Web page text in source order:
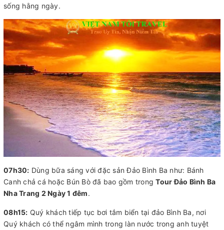
sống hằng ngày.
07h30: Dùng bữa sáng với đặc sản Đảo Bình Ba như: Bánh
Canh chả cá hoặc Bún Bò đã bao gồm trongTour Đảo Bình Ba
Nha Trang 2 Ngày 1 đêm.
08h15: Quý khách tiếp tục bơi tắm biển tại đảo Bình Ba, nơi
Quý khách có thể ngâm mình trong làn nước trong anh tuyệt